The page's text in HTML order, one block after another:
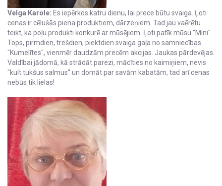
Velga Karole: Es iepērkos katru dienu, lai prece būtu svaiga. Ļoti
cenas ir cēlušās piena produktiem, dārzeņiem. Tad jau vaērētu
teikt, ka poļu produkti konkurē ar mūsējiem. Ļoti patīk mūsu "Mini"
Tops, pirmdien, trešdien, piektdien svaiga gaļa no samniecības
"Kumelītes", vienmēr daudzām precēm akcijas. Jaukas pārdevējas.
Valdībai jādomā, kā strādāt parezi, mācīties no kaimiņiem, nevis
"kult tukšus salmus" un domāt par savām kabatām, tad arī cenas
nebūs tik lielas!